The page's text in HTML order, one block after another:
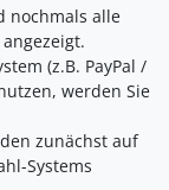
nochmals alle
(z.B. PayPal /
werden Sie
zunächst auf
Systems